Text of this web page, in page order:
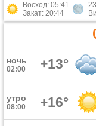
Восход: 05:41
Закат: 20:44
ночь
02:00 +13°
утро
08:00 +16°